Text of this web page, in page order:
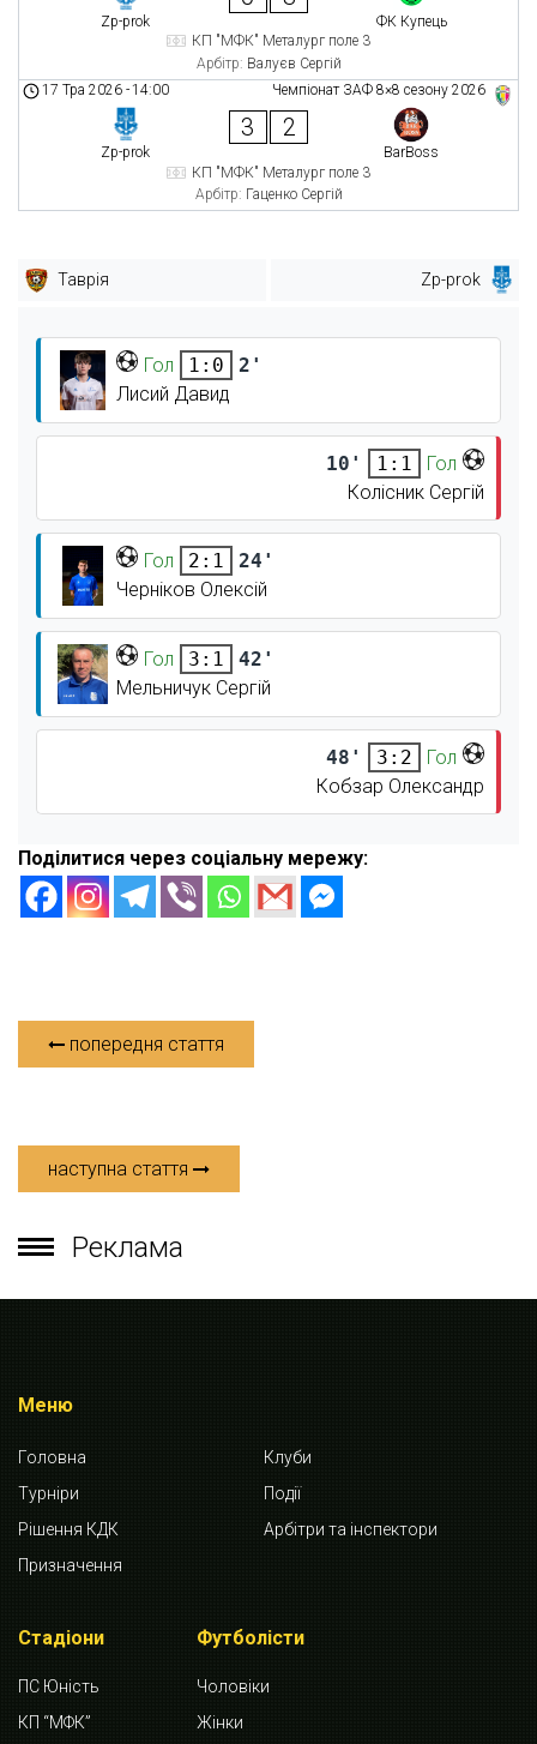
Zp-prok
ФК Купець
КП "МФК" Металург поле 3
Арбітр: Валуєв Сергій
Чемпіонат ЗАФ 8×8 сезону 2026
17 Тра 2026 -14:00
Zp-prok
3 2
BarBoss
КП "МФК" Металург поле 3
Арбітр: Гаценко Сергій
Таврія Zp-prok
Гол 1:0
2'
Лисий Давид
10' 1:1
Гол
Колісник Сергій
Гол 2:1
24'
Черніков Олексій
Гол 3:1
42'
Мельничук Сергій
48' 3:2
Гол
Кобзар Олександр
Поділитися через соціальну мережу:
попередня стаття
наступна стаття
Реклама
Меню
Головна
Клуби
Турніри
Події
Рішення КДК
Арбітри та інспектори
Призначення
Стадіони
ПС Юність
КП “МФК”
Футболісти
Чоловіки
Жінки